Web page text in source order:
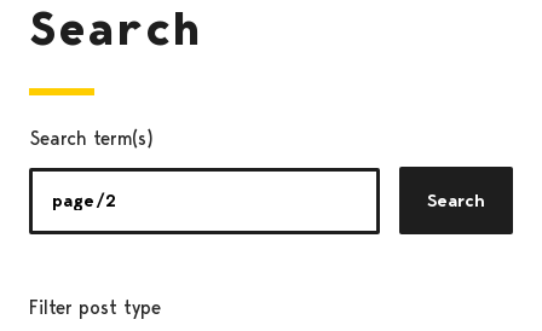
Search
Search term(s)
Search
Filter post type